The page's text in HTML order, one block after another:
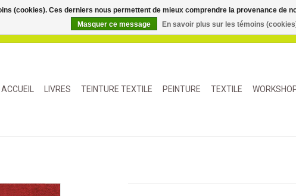
ACCUEIL LIVRES TEINTURE TEXTILE PEINTURE TEXTILE
(cookies). Ces derniers nous permettent de mieux comprendre la provenance de
Masquer ce message
En savoir plus sur les témoins